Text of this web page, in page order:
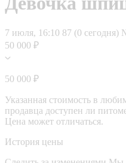
7 июля, 16:10 87 (0 сегодня)
50 000 ₽
50 000 ₽
Указанная стоимость в
продавца доступен ли
Цена может отличаться.
История цены